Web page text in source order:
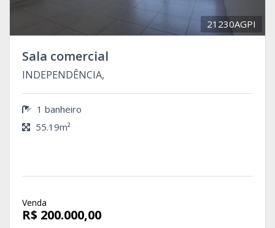
21230AGPI
Sala comercial
INDEPENDÊNCIA,
1 banheiro
55.19m²
Venda
R$ 200.000,00